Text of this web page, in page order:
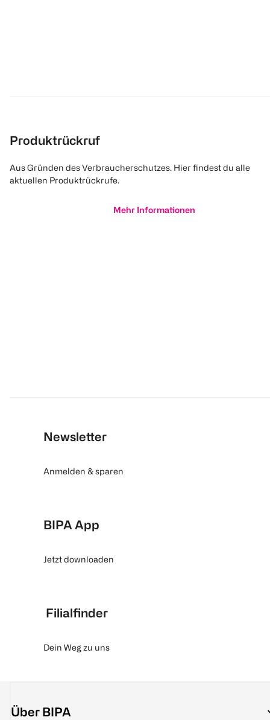
Produktrückruf
Aus Gründen des Verbraucherschutzes. Hier findest du alle
aktuellen Produktrückrufe.
Mehr Informationen
Newsletter
Anmelden & sparen
BIPA App
Jetzt downloaden
Filialfinder
Dein Weg zu uns
Über BIPA